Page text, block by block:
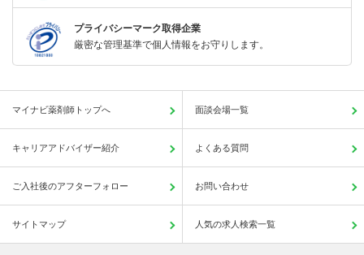
プライバシーマーク取得企業
厳密な管理基準で個人情報をお守りします。
マイナビ薬剤師トップへ 面談会場一覧
キャリアアドバイザー紹介 よくある質問
ご入社後のアフターフォロー お問い合わせ
サイトマップ 人気の求人検索一覧